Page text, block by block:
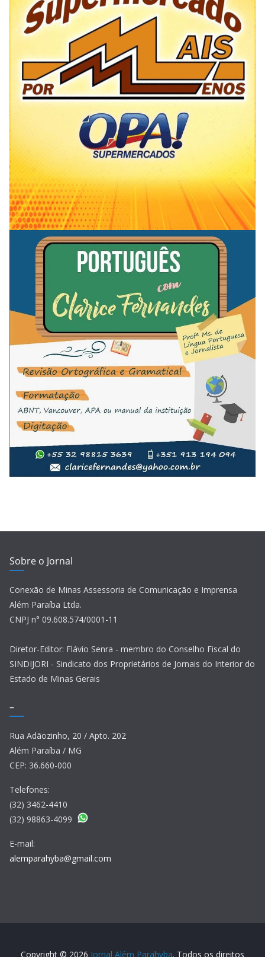
Sobre o Jornal
Conexão de Minas Assessoria de Comunicação e Imprensa
Além Paraíba Ltda.
CNPJ n° 09.608.574/0001-11
Diretor-Editor: Flávio Senra - membro do Conselho Fiscal do
SINDIJORI - Sindicato dos Proprietários de Jornais do Interior do
Estado de Minas Gerais
–
Rua Adãozinho, 20 / Apto. 202
Além Paraíba / MG
CEP: 36.660-000
Telefones:
(32) 3462-4410
(32) 98863-4099
E-mail:
alemparahyba@gmail.com
Copyright © 2026 Jornal Além Parahyba. Todos os direitos